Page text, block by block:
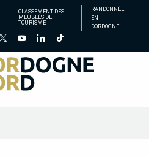
CLASSEMENT DES
MEUBLÉS DE
TOURISME
RANDONNÉE
EN
DORDOGNE